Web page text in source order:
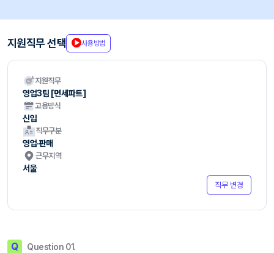
지원직무 선택 사용방법
지원직무
영업3팀 [면세파트]
고용방식
신입
직무구분
영업·판매
근무지역
서울
직무 변경
Q Question 01.